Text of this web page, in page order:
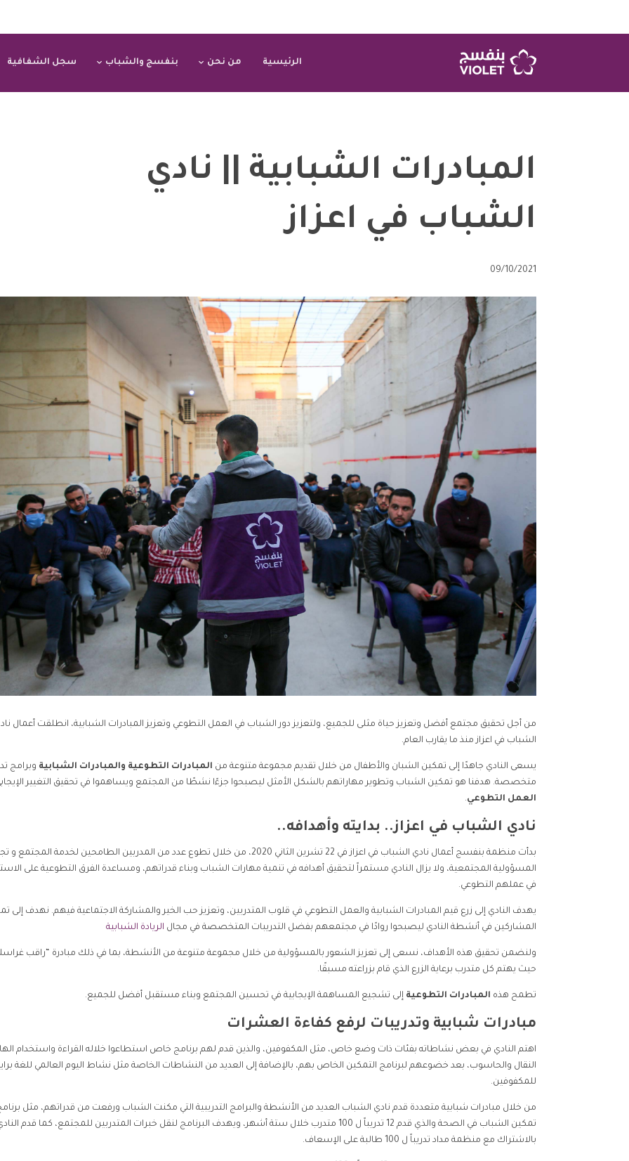
الرئيسية من نحن بنفسج والشباب سجل الشفافية
المبادرات الشبابية || نادي
الشباب في اعزاز
09/10/2021
من أجل تحقيق مجتمع أفضل وتعزيز حياة مثلى للجميع، ولتعزيز دور الشباب في العمل التطوعي وتعزيز المبادرات الشبابية، انطلقت أعمال
الشباب في اعزاز منذ ما يقارب العام.
يسعى النادي جاهدًا إلى تمكين الشبان والأطفال من خلال تقديم مجموعة متنوعة من المبادرات التطوعية والمبادرات الشبابية وبرامج
متخصصة. هدفنا هو تمكين الشباب وتطوير مهاراتهم بالشكل الأمثل ليصبحوا جزءًا نشطًا من المجتمع ويساهموا في تحقيق التغيير
العمل التطوعي.
نادي الشباب في اعزاز.. بدايته وأهدافه..
بدأت منظمة بنفسج أعمال نادي الشباب في اعزاز في 22 تشرين الثاني 2020، من خلال تطوع عدد من المدربين الطامحين لخدمة
المسؤولية المجتمعية، ولا يزال النادي مستمراً لتحقيق أهدافه في تنمية مهارات الشباب وبناء قدراتهم، ومساعدة الفرق التطوعية على
في عملهم التطوعي.
يهدف النادي إلى زرع قيم المبادرات الشبابية والعمل التطوعي في قلوب المتدربين، وتعزيز حب الخير والمشاركة الاجتماعية فيهم. نهدف إلى
المشاركين في أنشطة النادي ليصبحوا روادًا في مجتمعهم بفضل التدريبات المتخصصة في مجال الريادة الشبابية
ولنضمن تحقيق هذه الأهداف، نسعى إلى تعزيز الشعور بالمسؤولية من خلال مجموعة متنوعة من الأنشطة، بما في ذلك مبادرة “راقب
حيث يهتم كل متدرب برعاية الزرع الذي قام بزراعته مسبقًا.
تطمح هذه المبادرات التطوعية إلى تشجيع المساهمة الإيجابية في تحسين المجتمع وبناء مستقبل أفضل للجميع.
مبادرات شبابية وتدريبات لرفع كفاءة العشرات
اهتم النادي في بعض نشاطاته بفئات ذات وضع خاص، مثل المكفوفين، والذين قدم لهم برنامج خاص استطاعوا خلاله القراءة واستخدام
النقال والحاسوب، بعد خضوعهم لبرنامج التمكين الخاص بهم، بالإضافة إلى العديد من النشاطات الخاصة مثل نشاط اليوم العالمي للغة
للمكفوفين.
من خلال مبادرات شبابية متعددة قدم نادي الشباب العديد من الأنشطة والبرامج التدريبية التي مكنت الشباب ورفعت من قدراتهم، مثل
تمكين الشباب في الصحة والذي قدم 12 تدريباً ل 100 متدرب خلال ستة أشهر، ويهدف البرنامج لنقل خبرات المتدربين للمجتمع، كما قدم
بالاشتراك مع منظمة مداد تدريباً ل 100 طالبة على الإسعاف.